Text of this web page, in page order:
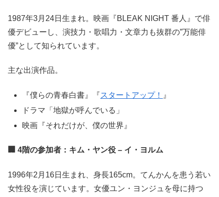
1987年3月24日生まれ。映画『BLEAK NIGHT 番人』で俳
優デビューし、演技力・歌唱力・文章力も抜群の”万能俳
優”として知られています。
主な出演作品。
『僕らの青春白書』『スタートアップ！
』
ドラマ「地獄が呼んでいる」
映画『それだけが、僕の世界』
🏢 4階の参加者：キム・ヤン役 – イ・ヨルム
1996年2月16日生まれ、身長165cm。てんかんを患う若い
女性役を演じています。女優ユン・ヨンジュを母に持つ